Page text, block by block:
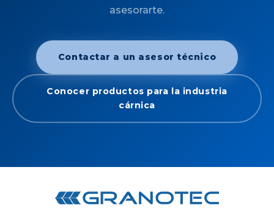
asesorarte.
Contactar a un asesor técnico
Conocer productos para la industria
cárnica